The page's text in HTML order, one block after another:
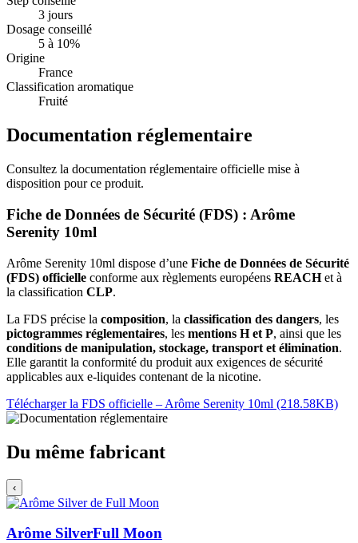
3 jours
Dosage conseillé
5 à 10%
Origine
France
Classification aromatique
Fruité
Documentation réglementaire
Consultez la documentation réglementaire officielle mise à
disposition pour ce produit.
Fiche de Données de Sécurité (FDS) : Arôme
Serenity 10ml
Arôme Serenity 10ml dispose d’une Fiche de Données de Sécurité
(FDS) officielle conforme aux règlements européens REACHet à
la classification CLP.
La FDS précise la composition, la classification des dangers, les
pictogrammes réglementaires, les mentions H et P, ainsi que les
conditions de manipulation, stockage, transport et élimination.
Elle garantit la conformité du produit aux exigences de sécurité
applicables aux e-liquides contenant de la nicotine.
Télécharger la FDS officielle – Arôme Serenity 10ml (218.58KB)
Du même fabricant
‹
Arôme SilverFull Moon